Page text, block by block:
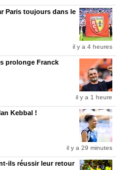
Paris toujours dans le
il y a 4 heures
prolonge Franck
il y a 1 heure
Kebbal !
il y a 29 minutes
ils réussir leur retour